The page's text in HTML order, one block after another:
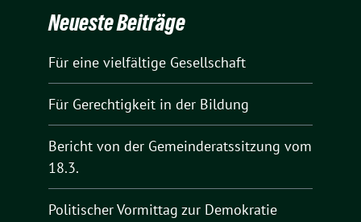
Neueste Beiträge
Für eine vielfältige Gesellschaft
Für Gerechtigkeit in der Bildung
Bericht von der Gemeinderatssitzung vom
18.3.
Politischer Vormittag zur Demokratie